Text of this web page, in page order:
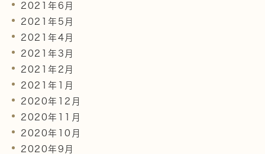
2021年6月
2021年5月
2021年4月
2021年3月
2021年2月
2021年1月
2020年12月
2020年11月
2020年10月
2020年9月